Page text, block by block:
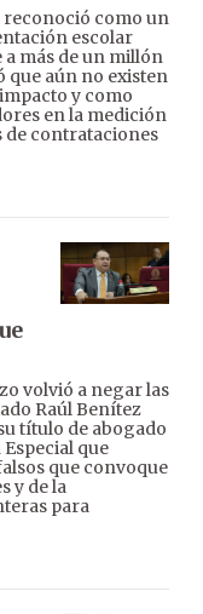
como un
escolar
más de un millón
que aún no existen
y como
en la medición
de contrataciones
volvió a negar las
Raúl Benítez
título de abogado
que
que convoque
y de la
para